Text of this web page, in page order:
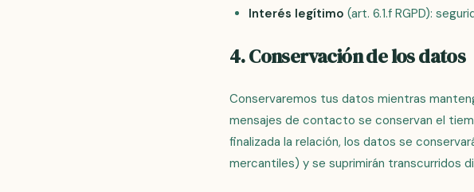
Interés legítimo (art. 6.1.f RGPD):
4. Conservación de los datos
Conservaremos tus datos mientras
mensajes de contacto se conservan el
finalizada la relación, los datos se
mercantiles) y se suprimirán transcurridos